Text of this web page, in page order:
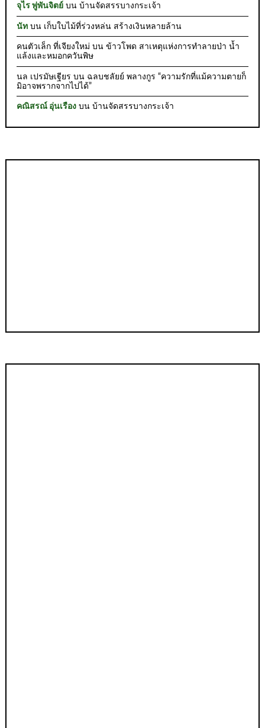
จุไร พู่พันจิตย์ บนบ้านจัดสรรบางกระเจ้า
นัท บน เก็บใบไม้ที่ร่วงหล่น สร้างเงินหลายล้าน
คนตัวเล็ก ที่เจียงใหม่ บนข้าวโพด สาเหตุแห่งการทำลายป่า น้ำ
แล้งและหมอกควันพิษ
นล เปรมัษเฐียร บน ฉลบชลัยย์ พลางกูร “ความรักที่แม้ความตายก็
มิอาจพรากจากไปได้”
คณิสรณ์ อุ่นเรือง บนบ้านจัดสรรบางกระเจ้า